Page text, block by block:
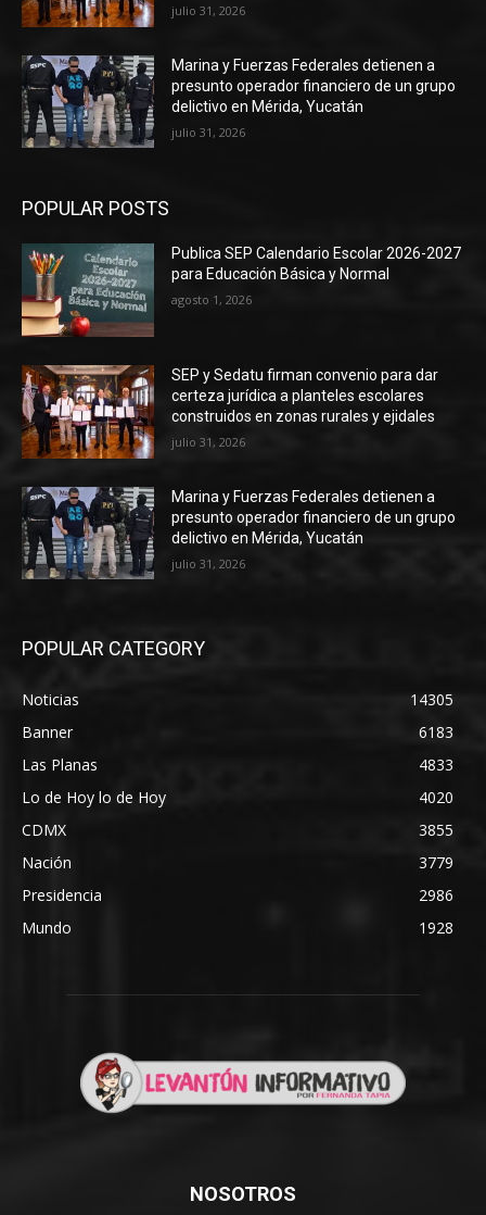
julio 31, 2026
Marina y Fuerzas Federales detienen a
presunto operador financiero de un grupo
delictivo en Mérida, Yucatán
julio 31, 2026
POPULAR POSTS
Publica SEP Calendario Escolar 2026-2027
para Educación Básica y Normal
agosto 1, 2026
SEP y Sedatu firman convenio para dar
certeza jurídica a planteles escolares
construidos en zonas rurales y ejidales
julio 31, 2026
Marina y Fuerzas Federales detienen a
presunto operador financiero de un grupo
delictivo en Mérida, Yucatán
julio 31, 2026
POPULAR CATEGORY
Noticias
14305
Banner
6183
Las Planas
4833
Lo de Hoy lo de Hoy
4020
CDMX
3855
Nación
3779
Presidencia
2986
Mundo
1928
NOSOTROS